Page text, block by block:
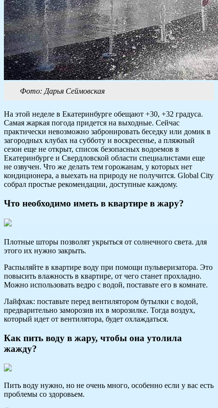
Фото: Дарья Сеймовская
На этой неделе в Екатеринбурге обещают +30, +32 градуса.
Самая жаркая погода придется на выходные. Сейчас
практически невозможно забронировать беседку или домик в
загородных клубах на субботу и воскресенье, а пляжный
сезон еще не открыт, список безопасных водоемов в
Екатеринбурге и Свердловской области специалистами еще
не озвучен. Что же делать тем горожанам, у которых нет
кондиционера, а выехать на природу не получится. Global City
собрал простые рекомендации, доступные каждому.
Что необходимо иметь в квартире в жару?
Плотные шторы позволят укрыться от солнечного света. для
этого их нужно закрыть.
Распыляйте в квартире воду при помощи пульверизатора. Это
повысить влажность в квартире, от чего станет прохладно.
Можно использовать ведро с водой, поставьте его в комнате.
Лайфхак: поставьте перед вентилятором бутылки с водой,
предварительно заморозив их в морозилке. Тогда воздух,
который идет от вентилятора, будет охлаждаться.
Как пить воду в жару, чтобы она утолила
жажду?
Пить воду нужно, но не очень много, особенно если у вас есть
проблемы со здоровьем.